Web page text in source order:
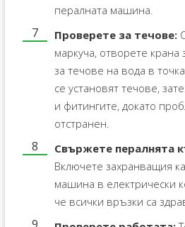
пералната машина.
Проверете за течове:
маркуча, отворете
за течове на вода в
се установят течове,
и фитингите, докато
отстранен.
Свържете пералнята
Включете захранващия
машина в електрически
че всички връзки са